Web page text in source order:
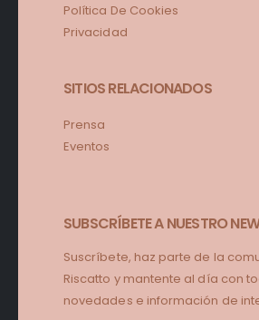
Política De Cookies
Privacidad
SITIOS RELACIONADOS
Prensa
Eventos
SUBSCRÍBETE A NUESTRO
Suscríbete, haz parte de la
Riscatto y mantente al día con
novedades e información de